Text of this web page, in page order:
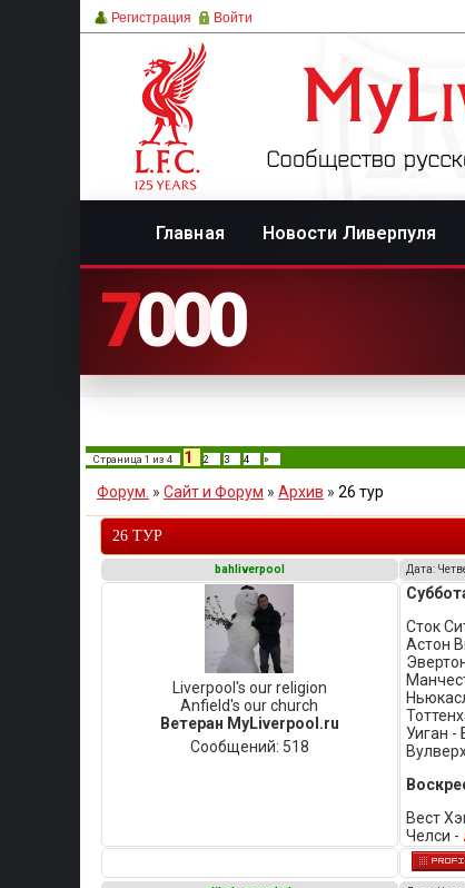
Регистрация Войти
Главная Новости Ливерпуля
7000
Страница 1 из 4 1 2 3 4 »
Форум. » Сайт и Форум » Архив » 26 тур
26 ТУР
bahliverpool Дата:
Liverpool's our religion
Anfield's our church
Ветеран MyLiverpool.ru
Сообщений: 518
Сток
Астон
Уиган -
Вест
Челси -